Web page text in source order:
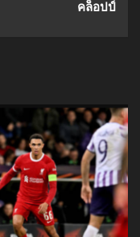
คล็อปป์